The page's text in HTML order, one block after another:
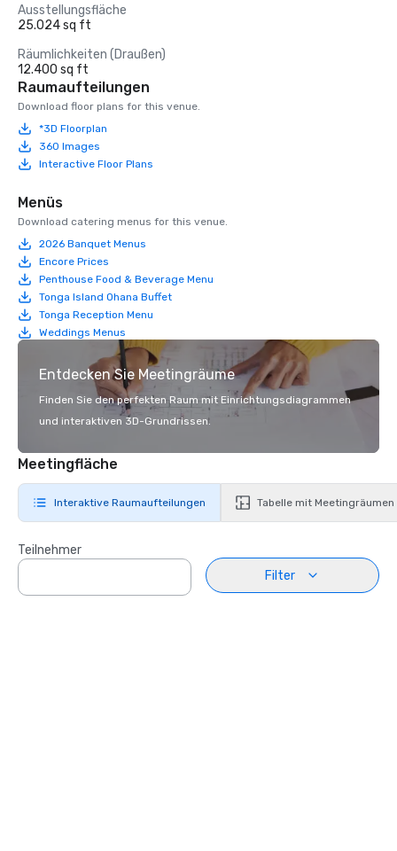
Ausstellungsfläche
25.024 sq ft
Räumlichkeiten (Draußen)
12.400 sq ft
Raumaufteilungen
Download floor plans for this venue.
*3D Floorplan
360 Images
Interactive Floor Plans
Menüs
Download catering menus for this venue.
2026 Banquet Menus
Encore Prices
Penthouse Food & Beverage Menu
Tonga Island Ohana Buffet
Tonga Reception Menu
Weddings Menus
Entdecken Sie Meetingräume
Finden Sie den perfekten Raum mit Einrichtungsdiagrammen
und interaktiven 3D-Grundrissen.
Meetingfläche
Interaktive Raumaufteilungen Tabelle mit Meetingräumen
Teilnehmer
Filter